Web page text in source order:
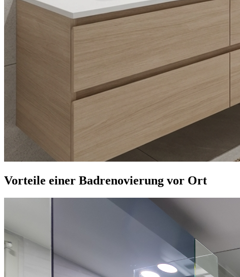
Vorteile einer Badrenovierung vor Ort